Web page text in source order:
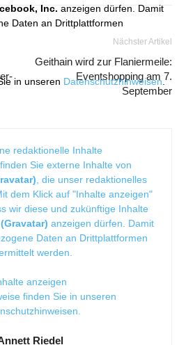
Inc. anzeigen dürfen. Damit
Daten an Drittplattformen
in unseren Datenschutzhinweisen
Nächster Artikel
Geithain wird zur Flaniermeile:
Eventshopping am 7.
September
redaktionelle Inhalte
Sie externe Inhalte von
, die unser redaktionelles
dem Klick auf "Inhalte anzeigen"
wir diese und zukünftige Inhalte
anzeigen dürfen. Damit
Daten an Drittplattformen
werden.
anzeigen
finden Sie in unseren
Riedel